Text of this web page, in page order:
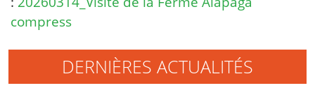
compress
DERNIÈRES ACTUALITÉS